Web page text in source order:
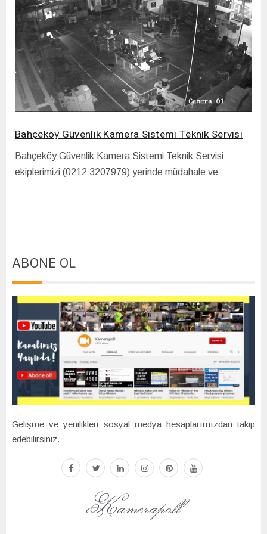
Bahçeköy Güvenlik Kamera Sistemi Teknik Servisi
Bahçeköy Güvenlik Kamera Sistemi Teknik Servisi
ekiplerimizi (0212 3207979) yerinde müdahale ve
ABONE OL
Gelişme ve yenilikleri sosyal medya hesaplarımızdan takip
edebilirsiniz.
facebook
twitter linkedininstagrampinterestyoutube
Kamerapoll